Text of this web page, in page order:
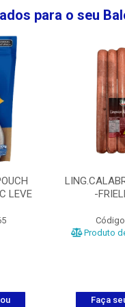
para o seu
LEVE
-
Produto
Faça